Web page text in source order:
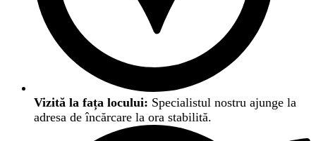
Vizită la fața locului: Specialistul nostru ajunge la
adresa de încărcare la ora stabilită.